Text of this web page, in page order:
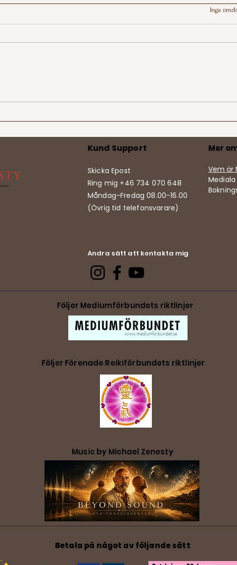
Betygsatt till 0 av 5
Inga
Kund Support
Skicka Epost
Ring mig +46 734 070 648
Måndag-Fredag 08.00-16.00
(Övrig tid telefonsvarare)
Mer
Vem är
Andra sätt att kontakta mig
Följer Mediumförbundets riktlinjer
Följer Förenade Reikiförbundets riktlinjer
Music by Michael Zenesty
Betala på något av följande sätt